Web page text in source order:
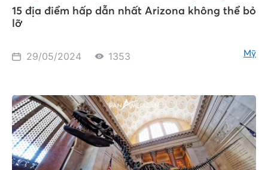
15 địa điểm hấp dẫn nhất Arizona không thể bỏ
lỡ
29/05/2024 1353 Mỹ